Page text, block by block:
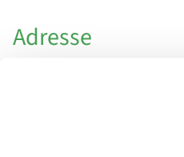
Adresse
Hl. Theresa von Avila Berlin
Leitender Pfarrer - Norbert